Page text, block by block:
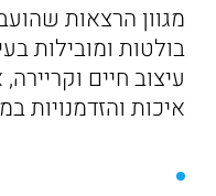
מגוון הרצאות
בולטות ומובילות
עיצוב חיים
איכות והזדמנויות